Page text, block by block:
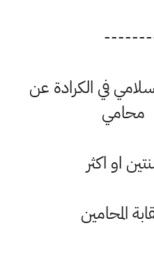
في الكرادة عن
اكثر